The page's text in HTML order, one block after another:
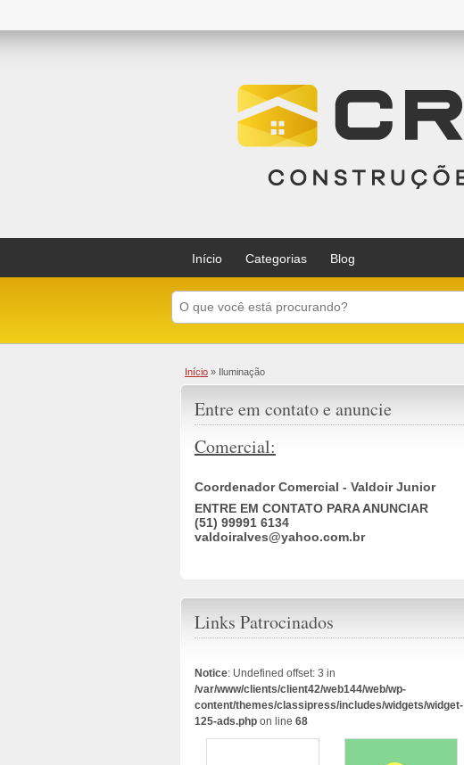
Início Categorias Blog
Início » Iluminação
Entre em contato e anuncie
Comercial:
Coordenador Comercial - Valdoir Junior
ENTRE EM CONTATO PARA ANUNCIAR
(51) 99991 6134
valdoiralves@yahoo.com.br
Links Patrocinados
Notice: Undefined offset: 3 in
/var/www/clients/client42/web144/web/wp-
content/themes/classipress/includes/widgets/widget-
125-ads.php on line 68